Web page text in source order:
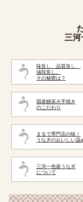
三河
味良し、品質良し、
値段良し。
その秘密は？
国産鰻炭火手焼き
のこだわり
まるで専門店の味！
うなぎのおいしい温
三河一色産うなぎ
について